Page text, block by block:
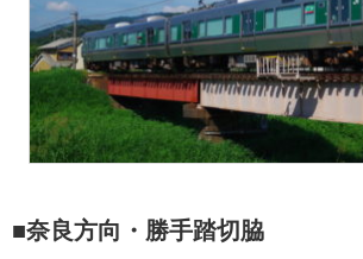
■奈良方向・勝手踏切脇